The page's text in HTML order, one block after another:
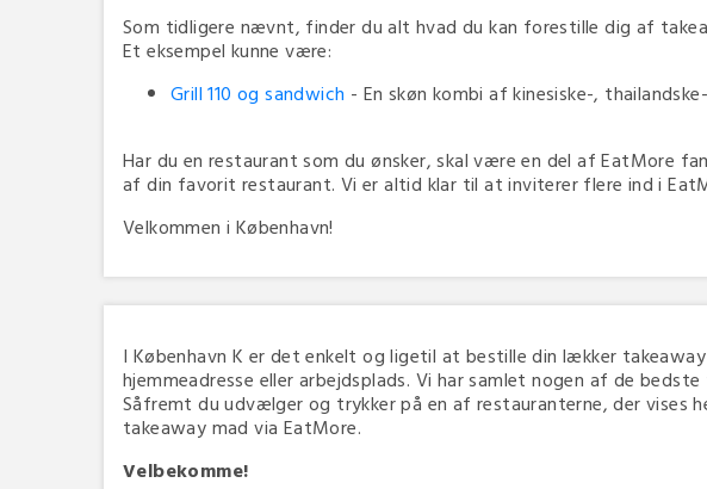
Som tidligere nævnt, finder du alt hvad du kan forestille dig af
Et eksempel kunne være:
Grill 110 og sandwich - En skøn kombi af kinesiske-,
Har du en restaurant som du ønsker, skal være en del af EatMore
af din favorit restaurant. Vi er altid klar til at inviterer flere ind i
Velkommen i København!
I København K er det enkelt og ligetil at bestille din lækker
hjemmeadresse eller arbejdsplads. Vi har samlet nogen af de
Såfremt du udvælger og trykker på en af restauranterne, der vises
takeaway mad via EatMore.
Velbekomme!